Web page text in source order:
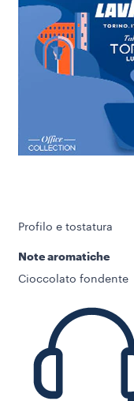
Profilo e tostatura
Note aromatiche
Cioccolato fondente